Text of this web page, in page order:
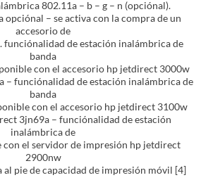
802.11a – b – g – n (opciónal).
opciónal – se activa con la compra de un
accesorio de
de estación inalámbrica de
banda
con el accesorio hp jetdirect 3000w
– funciónalidad de estación inalámbrica de
banda
con el accesorio hp jetdirect 3100w
3jn69a – funciónalidad de estación
inalámbrica de
con el servidor de impresión hp jetdirect
2900nw
pie de capacidad de impresión móvil [4]